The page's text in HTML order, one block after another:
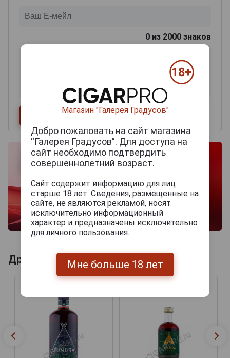
0 из 2000 знаков
Другие продукты бренда TUNDRA
Магазин "Галерея Градусов"
Добро пожаловать на сайт магазина
“Галерея Градусов”. Для доступа на
сайт необходимо подтвердить
совершеннолетний возраст.
Сайт содержит информацию для лиц
старше 18 лет. Сведения, размещенные на
сайте, не являются рекламой, носят
исключительно информационный
характер и предназначены исключительно
для личного пользования.
Мне больше 18 лет